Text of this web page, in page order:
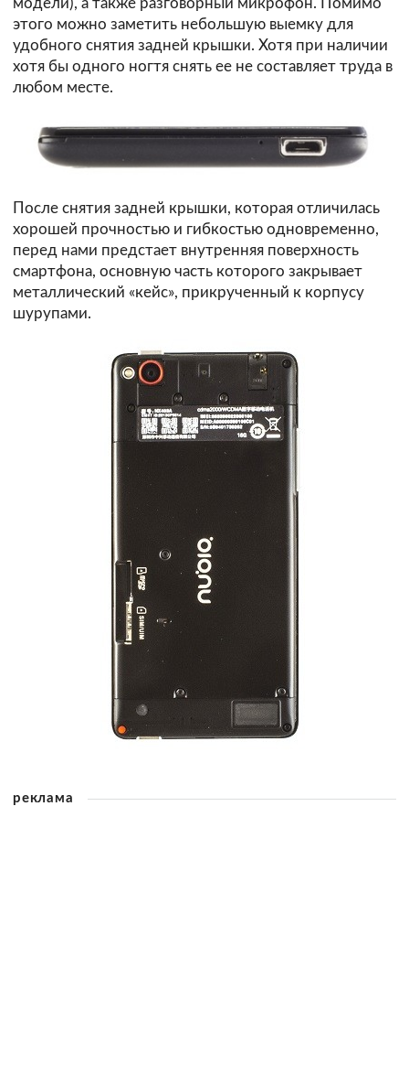
этого можно заметить небольшую выемку для
удобного снятия задней крышки. Хотя при наличии
хотя бы одного ногтя снять ее не составляет труда в
любом месте.
После снятия задней крышки, которая отличилась
хорошей прочностью и гибкостью одновременно,
перед нами предстает внутренняя поверхность
смартфона, основную часть которого закрывает
металлический «кейс», прикрученный к корпусу
шурупами.
реклама